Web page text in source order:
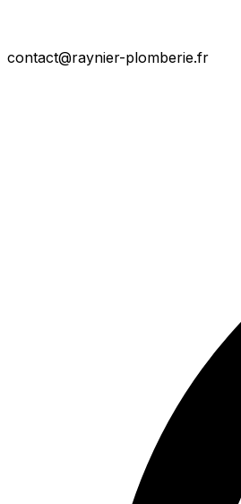
contact@raynier-plomberie.fr